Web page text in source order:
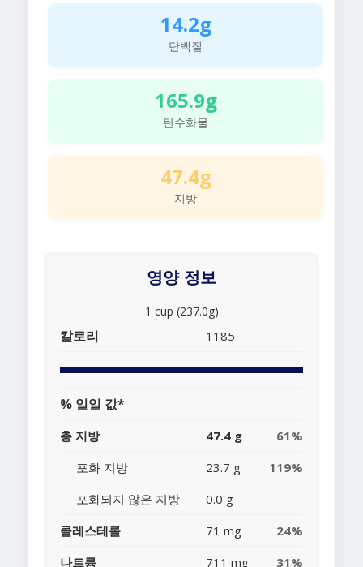
14.2g
단백질
165.9g
탄수화물
47.4g
지방
영양 정보
1 cup (237.0g)
칼로리 1185
% 일일 값*
총 지방 47.4 g
61%
포화 지방
23.7 g
119%
포화되지 않은 지방
0.0 g
콜레스테롤
71 mg
24%
나트륨
711 mg 31%